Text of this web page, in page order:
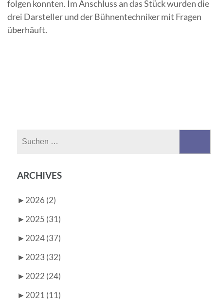
folgen konnten. Im Anschluss an das Stück wurden die
drei Darsteller und der Bühnentechniker mit Fragen
überhäuft.
ARCHIVES
► 2026 (2)
► 2025 (31)
► 2024 (37)
► 2023 (32)
► 2022 (24)
► 2021 (11)